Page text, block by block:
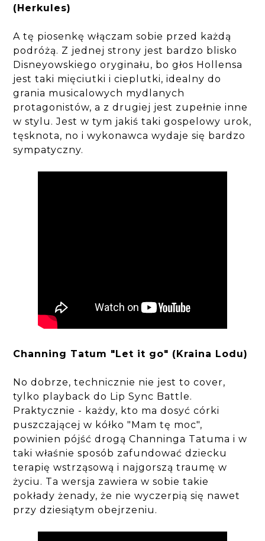
(Herkules)
A tę piosenkę włączam sobie przed każdą
podróżą. Z jednej strony jest bardzo blisko
Disneyowskiego oryginału, bo głos Hollensa
jest taki mięciutki i cieplutki, idealny do
grania musicalowych mydlanych
protagonistów, a z drugiej jest zupełnie inne
w stylu. Jest w tym jakiś taki gospelowy urok,
tęsknota, no i wykonawca wydaje się bardzo
sympatyczny.
Channing Tatum "Let it go" (Kraina Lodu)
No dobrze, technicznie nie jest to cover,
tylko playback do Lip Sync Battle.
Praktycznie - każdy, kto ma dosyć córki
puszczającej w kółko "Mam tę moc",
powinien pójść drogą Channinga Tatuma i w
taki właśnie sposób zafundować dziecku
terapię wstrząsową i najgorszą traumę w
życiu. Ta wersja zawiera w sobie takie
pokłady żenady, że nie wyczerpią się nawet
przy dziesiątym obejrzeniu.